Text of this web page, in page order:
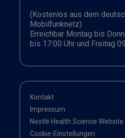
(Kostenlos aus dem
Mobilfunknetz)
Erreichbar Montag bis
bis 17:00 Uhr und Freitag
Kontakt
Impressum
Nestlé Health Science Website
Cookie-Einstellungen